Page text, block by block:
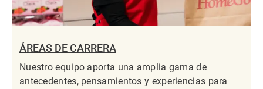
ÁREAS DE CARRERA
Nuestro equipo aporta una amplia gama de
antecedentes, pensamientos y experiencias para